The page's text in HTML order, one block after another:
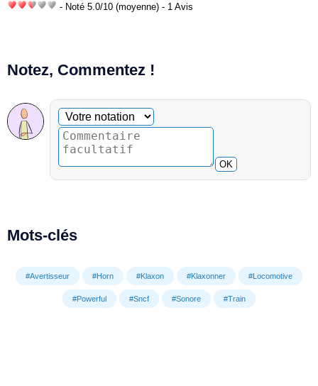
- Noté 5.0/10 (moyenne) - 1 Avis
Notez, Commentez !
Commentaire facultatif
Votre notation
OK
Mots-clés
#Avertisseur #Horn #Klaxon #Klaxonner #Locomotive
#Powerful #Sncf #Sonore #Train